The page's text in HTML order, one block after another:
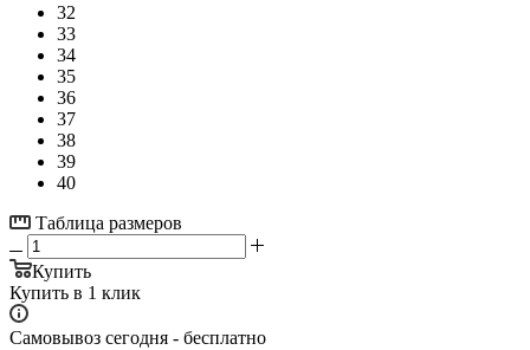
32
33
34
35
36
37
38
39
40
Таблица размеров
Купить
Купить в 1 клик
Самовывоз сегодня - бесплатно